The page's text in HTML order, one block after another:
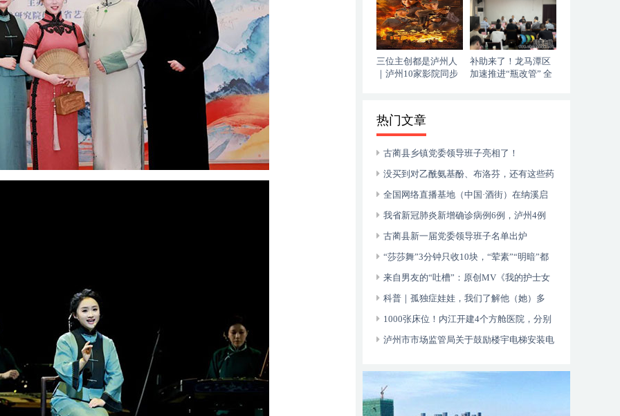
三位主创都是泸州人
｜泸州10家影院同步
补助来了！龙马潭区
加速推进“瓶改管” 全
热门文章
古蔺县乡镇党委领导班子亮相了！
没买到对乙酰氨基酚、布洛芬，还有这些药
可以临时替代
全国网络直播基地（中国·酒街）在纳溪启
动运行
我省新冠肺炎新增确诊病例6例，泸州4例
古蔺县新一届党委领导班子名单出炉
“莎莎舞”3分钟只收10块，“荤素”“明暗”都
有，还可以······
来自男友的“吐槽”：原创MV《我的护士女
友》今日上线！
科普｜孤独症娃娃，我们了解他（她）多
少？1000张床位！内江开建4个方舱医院，分别
位于——
泸州市市场监管局关于鼓励楼宇电梯安装电